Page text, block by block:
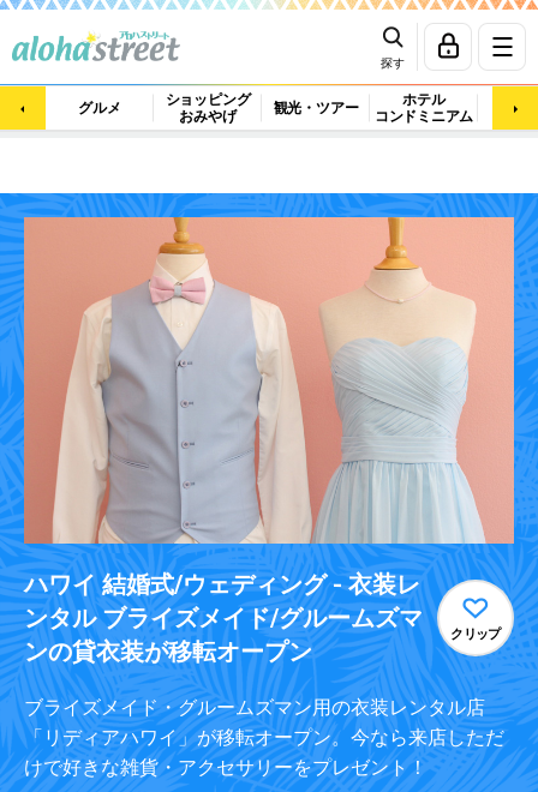
探す
グルメ
ショッピング
おみやげ
観光・ツアー
ホテル
コンドミニアム
マッ
ハワイ 結婚式/ウェディング - 衣装レ
ンタル ブライズメイド/グルームズマ
ンの貸衣装が移転オープン
クリップ
ブライズメイド・グルームズマン用の衣装レンタル店
「リディアハワイ」が移転オープン。今なら来店しただ
けで好きな雑貨・アクセサリーをプレゼント！